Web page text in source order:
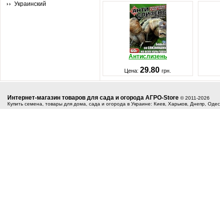
Украинский
Антислизень
Цена:29.80грн.
Интернет-магазин товаров для сада и огорода АГРО-Store © 2011-2026
Купить семена, товары для дома, сада и огорода в Украине: Киев, Харьков, Днепр,